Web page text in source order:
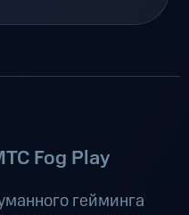
Fog Play
гейминга